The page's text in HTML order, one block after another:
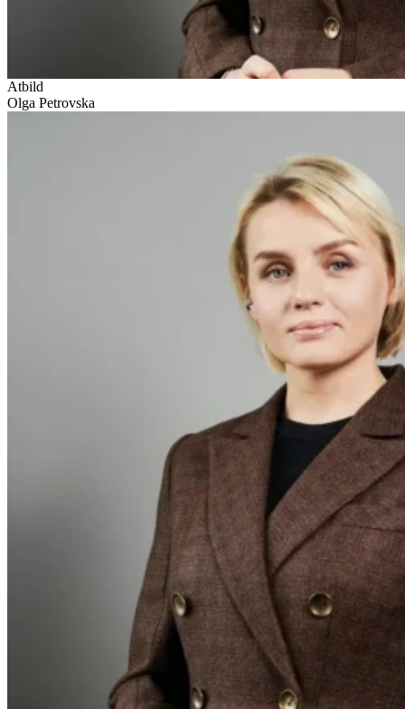
Atbild
Olga Petrovska